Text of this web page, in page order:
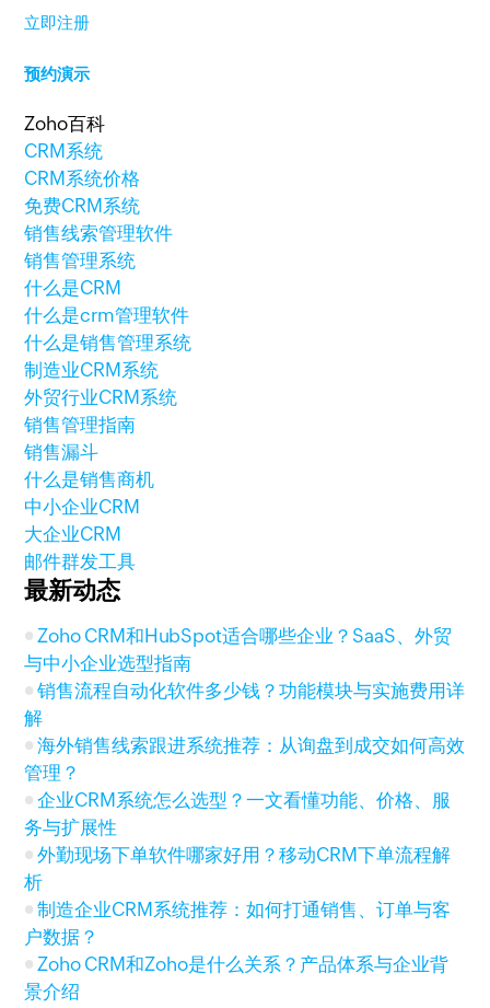
立即注册
预约演示
Zoho百科
CRM系统
CRM系统价格
免费CRM系统
销售线索管理软件
销售管理系统
什么是CRM
什么是crm管理软件
什么是销售管理系统
制造业CRM系统
外贸行业CRM系统
销售管理指南
销售漏斗
什么是销售商机
中小企业CRM
大企业CRM
邮件群发工具
最新动态
Zoho CRM和HubSpot适合哪些企业？SaaS、外贸
与中小企业选型指南
销售流程自动化软件多少钱？功能模块与实施费用详
解
海外销售线索跟进系统推荐：从询盘到成交如何高效
管理？
企业CRM系统怎么选型？一文看懂功能、价格、服
务与扩展性
外勤现场下单软件哪家好用？移动CRM下单流程解
析
制造企业CRM系统推荐：如何打通销售、订单与客
户数据？
Zoho CRM和Zoho是什么关系？产品体系与企业背
景介绍